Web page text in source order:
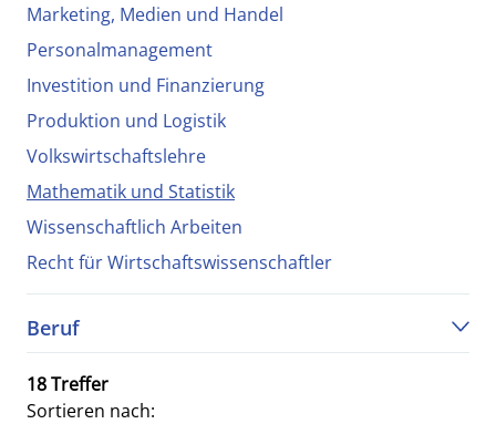
Marketing, Medien und Handel
Personalmanagement
Investition und Finanzierung
Produktion und Logistik
Volkswirtschaftslehre
Mathematik und Statistik
Wissenschaftlich Arbeiten
Recht für Wirtschaftswissenschaftler
Beruf
18 Treffer
Sortieren nach: